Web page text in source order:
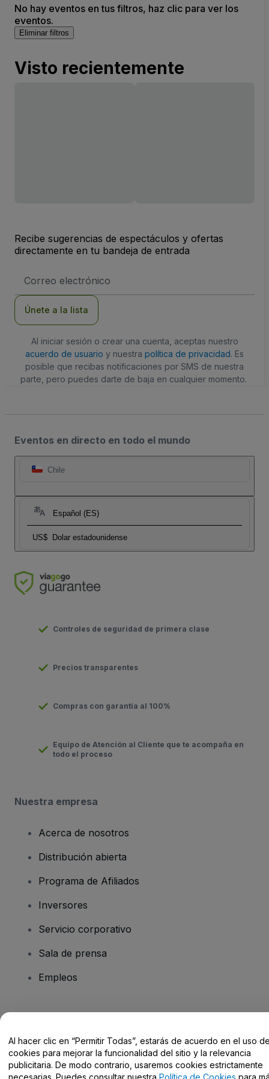
No hay eventos en tus filtros, haz clic para ver los
eventos.
Eliminar filtros
Visto recientemente
Recibe sugerencias de espectáculos y ofertas
directamente en tu bandeja de entrada
de
Únete a la lista
Al iniciar sesión o crear una cuenta, aceptas nuestro
acuerdo de usuario y nuestra política de privacidad. Es
posible que recibas notificaciones por SMS de nuestra
parte, pero puedes darte de baja en cualquier momento.
Eventos en directo en todo el mundo
Chile
Español (ES)
US$ Dolar estadounidense
Controles de seguridad de primera clase
Precios transparentes
Compras con garantía al 100%
Equipo de Atención al Cliente que te acompaña en
todo el proceso
Nuestra empresa
Acerca de nosotros
Distribución abierta
Programa de Afiliados
Inversores
Servicio corporativo
Sala de prensa
Empleos
Centro de Ayuda / Contacto
Al hacer clic en “Permitir Todas”, estarás de acuerdo en el uso
cookies para mejorar la funcionalidad del sitio y la relevancia
publicitaria. De modo contrario, usaremos cookies estrictamente
necesarias. Puedes consultar nuestra Política de Cookies para